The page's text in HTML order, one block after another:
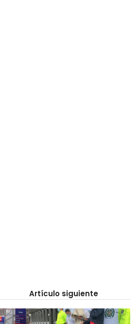
Artículo siguiente